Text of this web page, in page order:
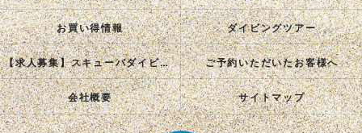
お買い得情報 ダイビングツアー
【求人募集】スキューバダイビングインストラクターを目指す正社員を募集中！ ご予約いただいたお客様へ
会社概要 サイトマップ